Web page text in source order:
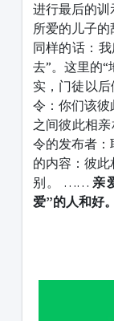
进行最后的
所爱的儿子
同样的话：
去”。这里的
实，门徒以后
令：你们该
之间彼此相
令的发布者
的内容：彼
别。 ……亲
爱”的人和好。